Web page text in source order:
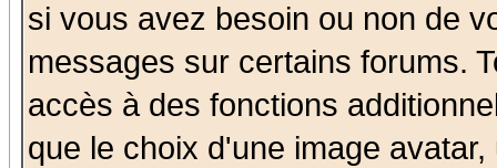
si vous avez besoin ou non de
messages sur certains forums.
accès à des fonctions
que le choix d'une image